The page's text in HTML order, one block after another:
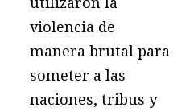
violencia de
manera brutal para
someter a las
naciones, tribus y